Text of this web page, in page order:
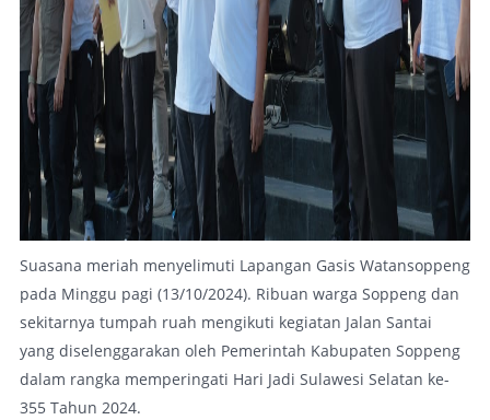
Suasana meriah menyelimuti Lapangan Gasis Watansoppeng
pada Minggu pagi (13/10/2024). Ribuan warga Soppeng dan
sekitarnya tumpah ruah mengikuti kegiatan Jalan Santai
yang diselenggarakan oleh Pemerintah Kabupaten Soppeng
dalam rangka memperingati Hari Jadi Sulawesi Selatan ke-
355 Tahun 2024.